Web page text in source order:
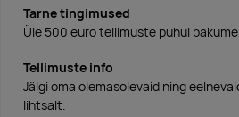
Tarne tingimused
Üle 500 euro tellimuste puhul
Tellimuste info
Jälgi oma olemasolevaid ning
lihtsalt.